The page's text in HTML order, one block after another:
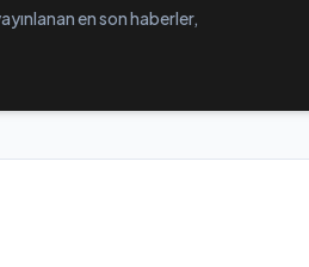
en son haberler,